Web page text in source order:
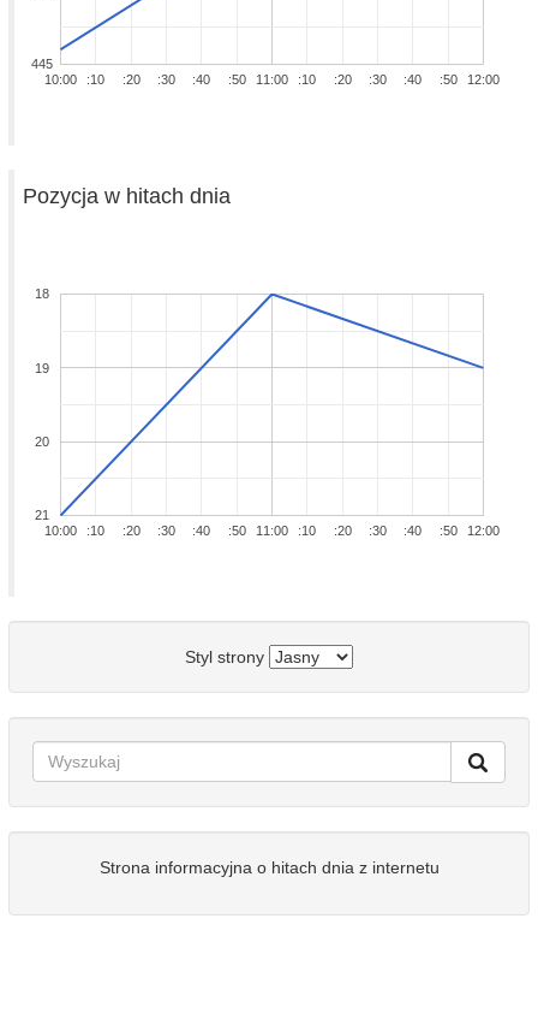
10:00 11:00 12:00
:10 :20 :30 :40 :50 :10 :20 :30 :40 :50
445
Pozycja w hitach dnia
10:00 11:00 12:00
:10 :20 :30 :40 :50 :10 :20 :30 :40 :50
18
19
20
21
Styl strony
Strona informacyjna o hitach dnia z internetu